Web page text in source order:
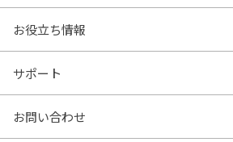
沿線・駅から探す
特集から探す
売りたいTOP
AI査定
売却サービス
お役立ち情報
お役立ち情報TOP
- マンションの基礎知識
サポート
よくあるご質問
お問い合わせ